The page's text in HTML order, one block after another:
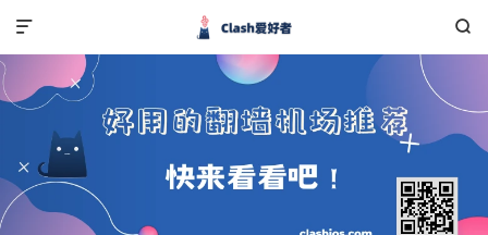

